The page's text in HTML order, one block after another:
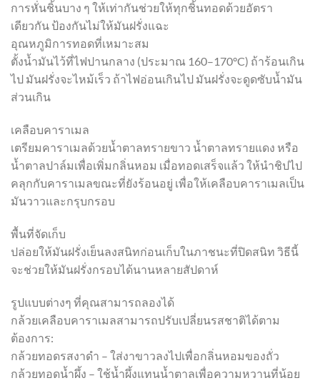
การหั่นชิ้นบาง ๆ ให้เท่ากันช่วยให้ทุกชิ้นทอดด้วยอัตรา
เดียวกัน ป้องกันไม่ให้มันฝรั่งแฉะ
อุณหภูมิการทอดที่เหมาะสม
ตั้งน้ำมันไว้ที่ไฟปานกลาง (ประมาณ 160–170°C) ถ้าร้อนเกิน
ไป มันฝรั่งจะไหม้เร็ว ถ้าไฟอ่อนเกินไป มันฝรั่งจะดูดซับน้ำมัน
ส่วนเกิน
เคลือบคาราเมล
เตรียมคาราเมลด้วยน้ำตาลทรายขาว น้ำตาลทรายแดง หรือ
น้ำตาลปาล์มเพื่อเพิ่มกลิ่นหอม เมื่อทอดเสร็จแล้ว ให้นำชิปไป
คลุกกับคาราเมลขณะที่ยังร้อนอยู่ เพื่อให้เคลือบคาราเมลเป็น
มันวาวและกรุบกรอบ
พื้นที่จัดเก็บ
ปล่อยให้มันฝรั่งเย็นลงสนิทก่อนเก็บในภาชนะที่ปิดสนิท วิธีนี้
จะช่วยให้มันฝรั่งกรอบได้นานหลายสัปดาห์
รูปแบบต่างๆ ที่คุณสามารถลองได้
กล้วยเคลือบคาราเมลสามารถปรับเปลี่ยนรสชาติได้ตาม
ต้องการ:
กล้วยทอดรสงาดำ – ใส่งาขาวลงไปเพื่อกลิ่นหอมของถั่ว
กล้วยทอดน้ำผึ้ง – ใช้น้ำผึ้งแทนน้ำตาลเพื่อความหวานที่น้อย